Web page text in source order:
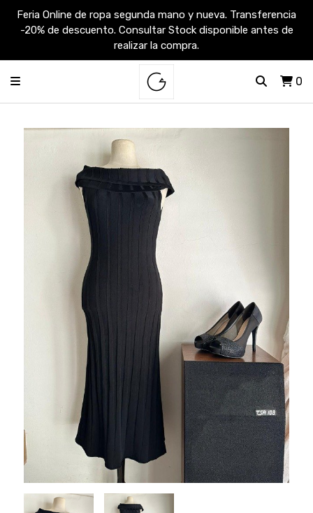
Feria Online de ropa segunda mano y nueva. Transferencia
-20% de descuento. Consultar Stock disponible antes de
realizar la compra.
0